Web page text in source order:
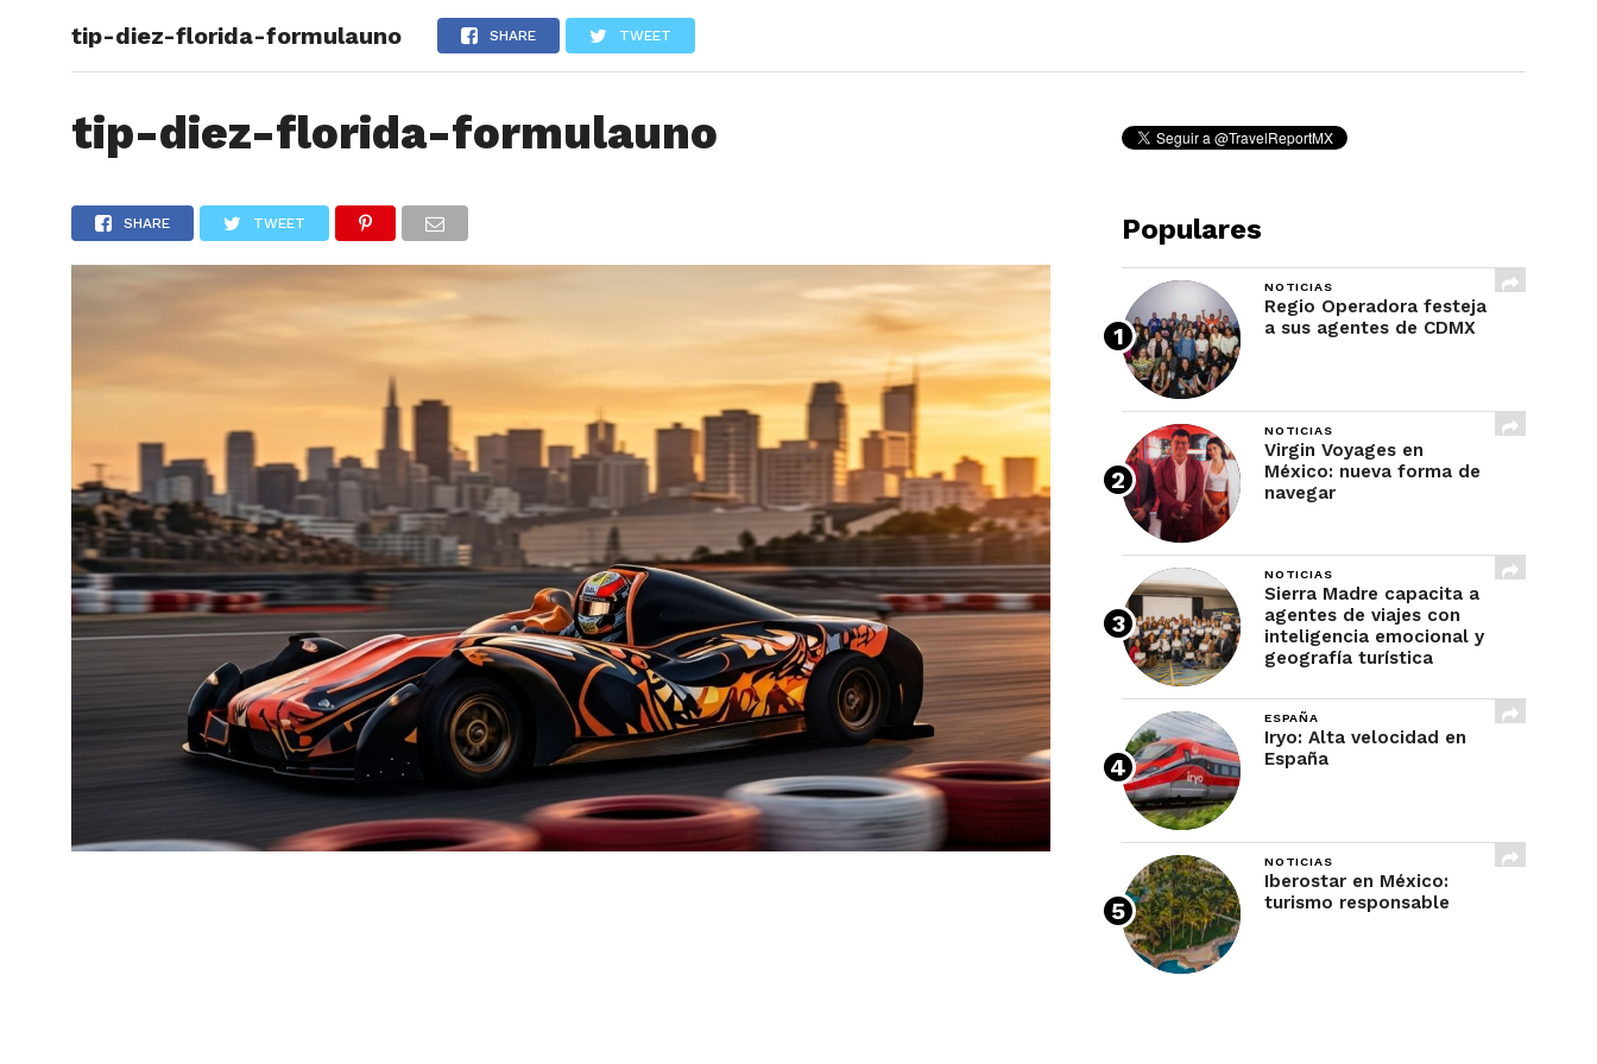
ARTÍCULOS REVIEWS
tip-diez-florida-formulauno SHARE TWEET
tip-diez-florida-formulauno
SHARE TWEET Populares
NOTICIAS
Regio Operadora festeja
a sus agentes de CDMX
NOTICIAS
Virgin Voyages en
México: nueva forma de
navegar
NOTICIAS
Sierra Madre capacita a
agentes de viajes con
inteligencia emocional y
geografía turística
ESPAÑA
Iryo: Alta velocidad en
España
NOTICIAS
Iberostar en México:
turismo responsable